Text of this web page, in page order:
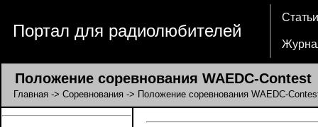
Портал для радиолюбителей
Статьи
Положение соревнования WAEDC-Contest
Главная -> Соревнования -> Положение соревнования WAEDC-